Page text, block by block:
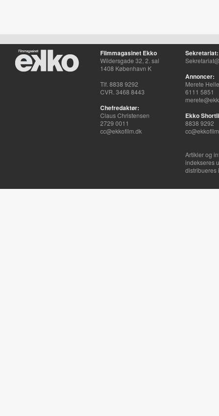
Filmmagasinet Ekko
Wildersgade 32, 2. sal
1408 København K
Tlf. 8838 9292
CVR. 3468 8443
Chefredaktør:
Claus Christensen
2729 0011
cc@ekkofilm.dk
Sekretariat:
Annoncer:
Merete
6111 5851
Ekko
8838 9292
Artikler og
indekseres
distribueres